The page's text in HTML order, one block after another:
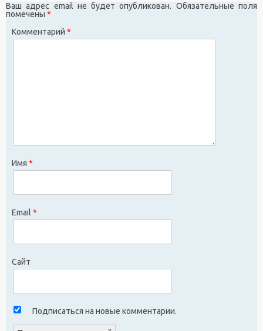
Ваш адрес email не будет опубликован. Обязательные поля
помечены *
Комментарий *
Имя *
Email *
Сайт
Подписаться на новые комментарии.